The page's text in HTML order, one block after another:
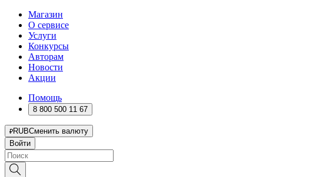
Магазин
О сервисе
Услуги
Конкурсы
Авторам
Новости
Акции
Помощь
8 800 500 11 67
RUBСменить валюту
Войти